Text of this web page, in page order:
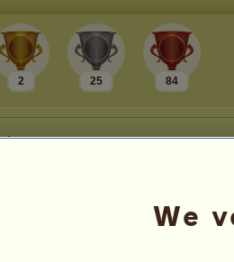
2 25 84
We